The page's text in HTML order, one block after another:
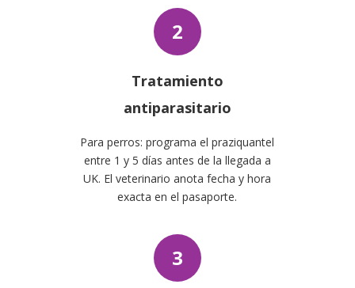
2
Tratamiento
antiparasitario
Para perros: programa el praziquantel
entre 1 y 5 días antes de la llegada a
UK. El veterinario anota fecha y hora
exacta en el pasaporte.
3